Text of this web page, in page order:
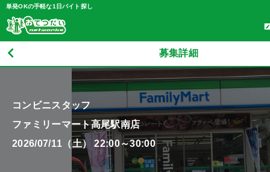
単発OKの手軽な1日バイト探し
募集詳細
コンビニスタッフ
ファミリーマート高尾駅南店
2026/07/11（土） 22:00～30:00